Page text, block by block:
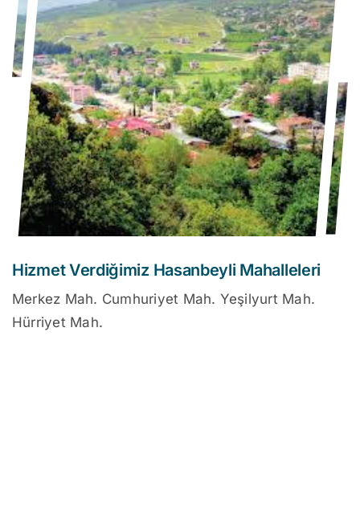
Hizmet Verdiğimiz Hasanbeyli Mahalleleri
Merkez Mah. Cumhuriyet Mah. Yeşilyurt Mah.
Hürriyet Mah.